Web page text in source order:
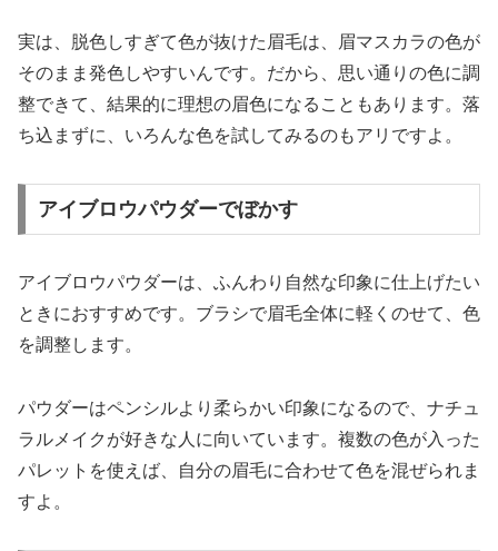
実は、脱色しすぎて色が抜けた眉毛は、眉マスカラの色が
そのまま発色しやすいんです。だから、思い通りの色に調
整できて、結果的に理想の眉色になることもあります。落
ち込まずに、いろんな色を試してみるのもアリですよ。
アイブロウパウダーでぼかす
アイブロウパウダーは、ふんわり自然な印象に仕上げたい
ときにおすすめです。ブラシで眉毛全体に軽くのせて、色
を調整します。
パウダーはペンシルより柔らかい印象になるので、ナチュ
ラルメイクが好きな人に向いています。複数の色が入った
パレットを使えば、自分の眉毛に合わせて色を混ぜられま
すよ。